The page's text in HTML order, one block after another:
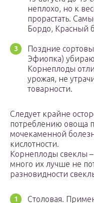
неплохо, но к
прорастать.
Бордо, Красный
Поздние
Эфиопка)
Корнеплоды
урожая, не
товарности.
Следует крайне
потреблению овоща
мочекаменной
кислотности.
Корнеплоды свеклы –
много их лучше не
разновидности
Столовая.